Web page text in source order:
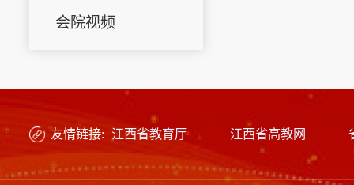
会院视频
友情链接: 江西省教育厅 江西省高教网